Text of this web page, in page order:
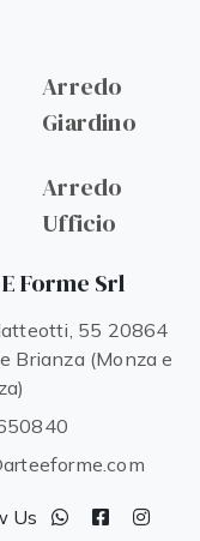
Arredo
Giardino
Arredo
Ufficio
Forme Srl
55 20864
Brianza (Monza e
Us